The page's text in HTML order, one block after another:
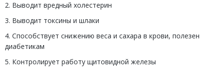
2. Выводит вредный холестерин
3. Выводит токсины и шлаки
4. Способствует снижению веса и сахара в крови, полезен
диабетикам
5. Контролирует работу щитовидной железы